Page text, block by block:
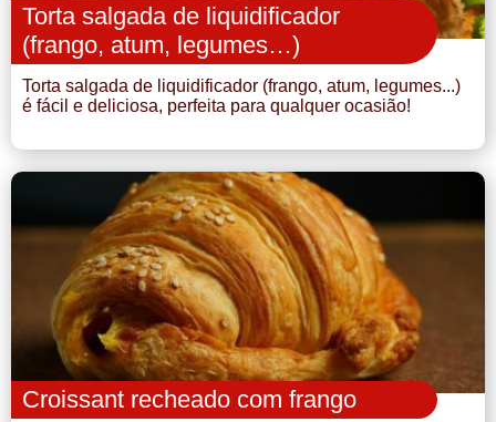
Torta salgada de liquidificador
(frango, atum, legumes…)
Torta salgada de liquidificador (frango, atum, legumes...)
é fácil e deliciosa, perfeita para qualquer ocasião!
Croissant recheado com frango